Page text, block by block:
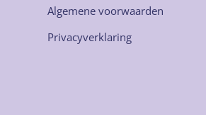
Algemene voorwaarden
Privacyverklaring